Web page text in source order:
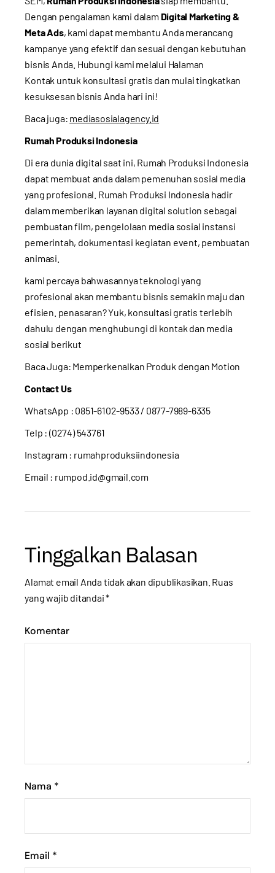
Dengan pengalaman kami dalam Digital Marketing &
Meta Ads, kami dapat membantu Anda merancang
kampanye yang efektif dan sesuai dengan kebutuhan
bisnis Anda. Hubungi kami melalui Halaman
Kontak untuk konsultasi gratis dan mulai tingkatkan
kesuksesan bisnis Anda hari ini!
Baca juga: mediasosialagency.id
Rumah Produksi Indonesia
Di era dunia digital saat ini, Rumah Produksi Indonesia
dapat membuat anda dalam pemenuhan sosial media
yang profesional. Rumah Produksi Indonesia hadir
dalam memberikan layanan digital solution sebagai
pembuatan film, pengelolaan media sosial instansi
pemerintah, dokumentasi kegiatan event, pembuatan
animasi.
kami percaya bahwasannya teknologi yang
profesional akan membantu bisnis semakin maju dan
efisien. penasaran? Yuk, konsultasi gratis terlebih
dahulu dengan menghubungi di kontak dan media
sosial berikut
Baca Juga: Memperkenalkan Produk dengan Motion
Contact Us
WhatsApp : 0851-6102-9533/ 0877-7989-6335
Telp : (0274) 543761
Instagram : rumahproduksiindonesia
Email : rumpod.id@gmail.com
Tinggalkan Balasan
Alamat email Anda tidak akan dipublikasikan. Ruas
yang wajib ditandai*
Komentar
Nama *
Email *